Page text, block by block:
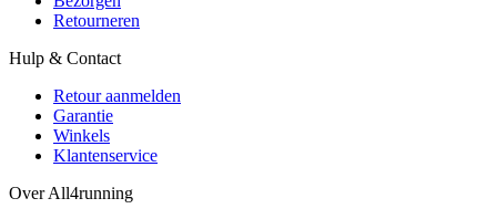
Retourneren
Hulp & Contact
Retour aanmelden
Garantie
Winkels
Klantenservice
Over All4running